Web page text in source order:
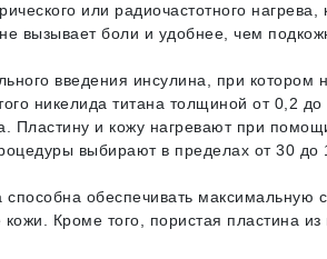
или радиочастотного
вызывает боли и удобнее, чем
введения инсулина, при котором
никелида титана толщиной от 0,2
Пластину и кожу нагревают при
выбирают в пределах от 30 до
обеспечивать максимальную
Кроме того, пористая пластина из